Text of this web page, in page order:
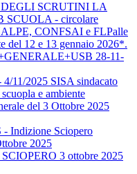
DEGLI SCRUTINI LA
SCUOLA - circolare
CONFSAI e FLPalle
del 12 e 13 gennaio 2026*.
28-11-
11/2025 SISA sindacato
e ambiente
del 3 Ottobre 2025
Indizione Sciopero
2025
3 ottobre 2025